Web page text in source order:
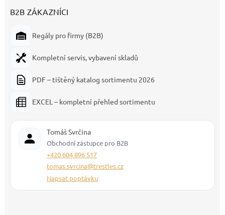
B2B ZÁKAZNÍCI
Regály pro firmy (B2B)
Kompletní servis, vybavení skladů
PDF – tištěný katalog sortimentu 2026
EXCEL – kompletní přehled sortimentu
Tomáš Svrčina
Obchodní zástupce pro B2B
+420 604 896 517
tomas.svrcina@trestles.cz
Napsat poptávku